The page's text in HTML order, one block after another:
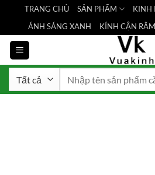
nội
dung
TRANG CHỦ SẢN PHẨM KINH
ÁNH SÁNG XANH
KÍNH CẬN RÂM